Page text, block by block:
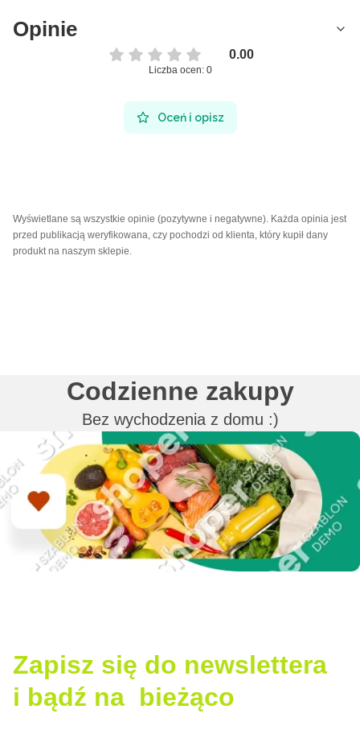
Opinie
0.00
Liczba ocen: 0
Oceń i opisz
Wyświetlane są wszystkie opinie (pozytywne i negatywne). Każda opinia jest
przed publikacją weryfikowana, czy pochodzi od klienta, który kupił dany
produkt na naszym sklepie.
Codzienne zakupy
Bez wychodzenia z domu :)
Zapisz się do newslettera
i bądź na bieżąco